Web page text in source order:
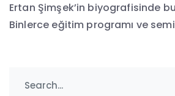
Ertan Şimşek’in biyografisinde
Binlerce eğitim programı ve